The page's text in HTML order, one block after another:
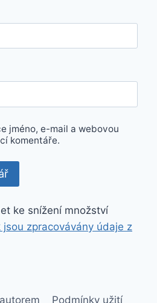
jméno, e-mail a webovou
komentáře.
ke snížení množství
jsou zpracovávány údaje z
Podmínky užití